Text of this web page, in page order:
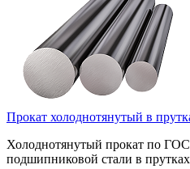
Прокат холоднотянутый в
Холоднотянутый прокат по
подшипниковой стали в прутках